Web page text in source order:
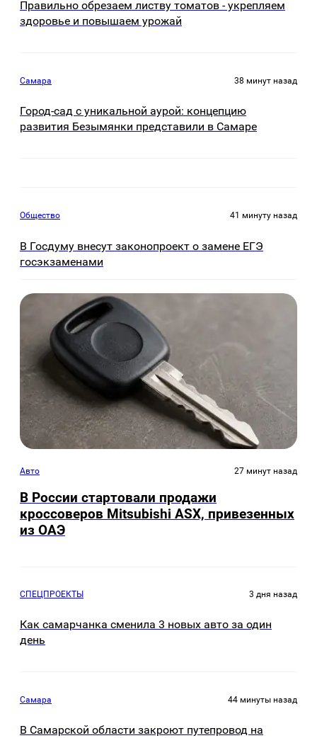
Правильно обрезаем листву томатов - укрепляем
здоровье и повышаем урожай
Самара 38 минут назад
Город-сад с уникальной аурой: концепцию
развития Безымянки представили в Самаре
Общество 41 минуту назад
В Госдуму внесут законопроект о замене ЕГЭ
госэкзаменами
Авто 27 минут назад
В России стартовали продажи
кроссоверов Mitsubishi ASX, привезенных
из ОАЭ
СПЕЦПРОЕКТЫ 3 дня назад
Как самарчанка сменила 3 новых авто за один
день
Самара 44 минуты назад
В Самарской области закроют путепровод на